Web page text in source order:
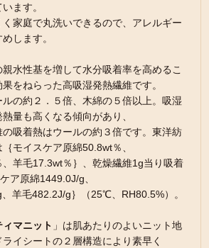
ます。
家庭で丸洗いできるので、アレルギー
します。
水性基を増して水分吸着率を高めるこ
をねらった高吸湿発熱繊維です。
の約２．５倍、木綿の５倍以上。吸湿
量も高くなる傾向があり、
吸着熱はウールの約３倍です。東洋紡
モイスケア原綿50.8wt％、
羊毛17.3wt％｝、乾燥繊維1g当り吸着
ア原綿1449.0J/g、
羊毛482.2J/g｝（25℃、RH80.5%）。
ィマニット 」は肌あたりのよいニット地
イシートの２層構造により素早く